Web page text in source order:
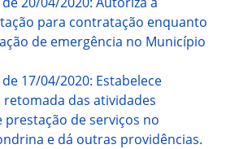
para contratação enquanto
de emergência no Município
17/04/2020: Estabelece
das atividades
prestação de serviços no
e dá outras providências.